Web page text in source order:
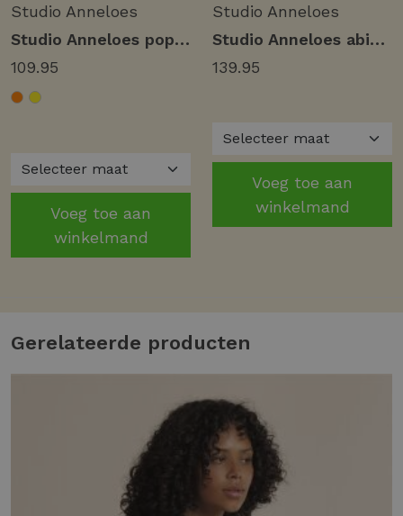
Studio Anneloes
Studio Anneloes poppy butterfly blouse 13877 Blouse 2600 orchid orange
109.95
Voeg toe aan
winkelmand
Studio Anneloes
Studio Anneloes abigail stripe trousers 13898 Broek 2226 latte/orchid orange
139.95
Voeg toe aan
winkelmand
Gerelateerde producten